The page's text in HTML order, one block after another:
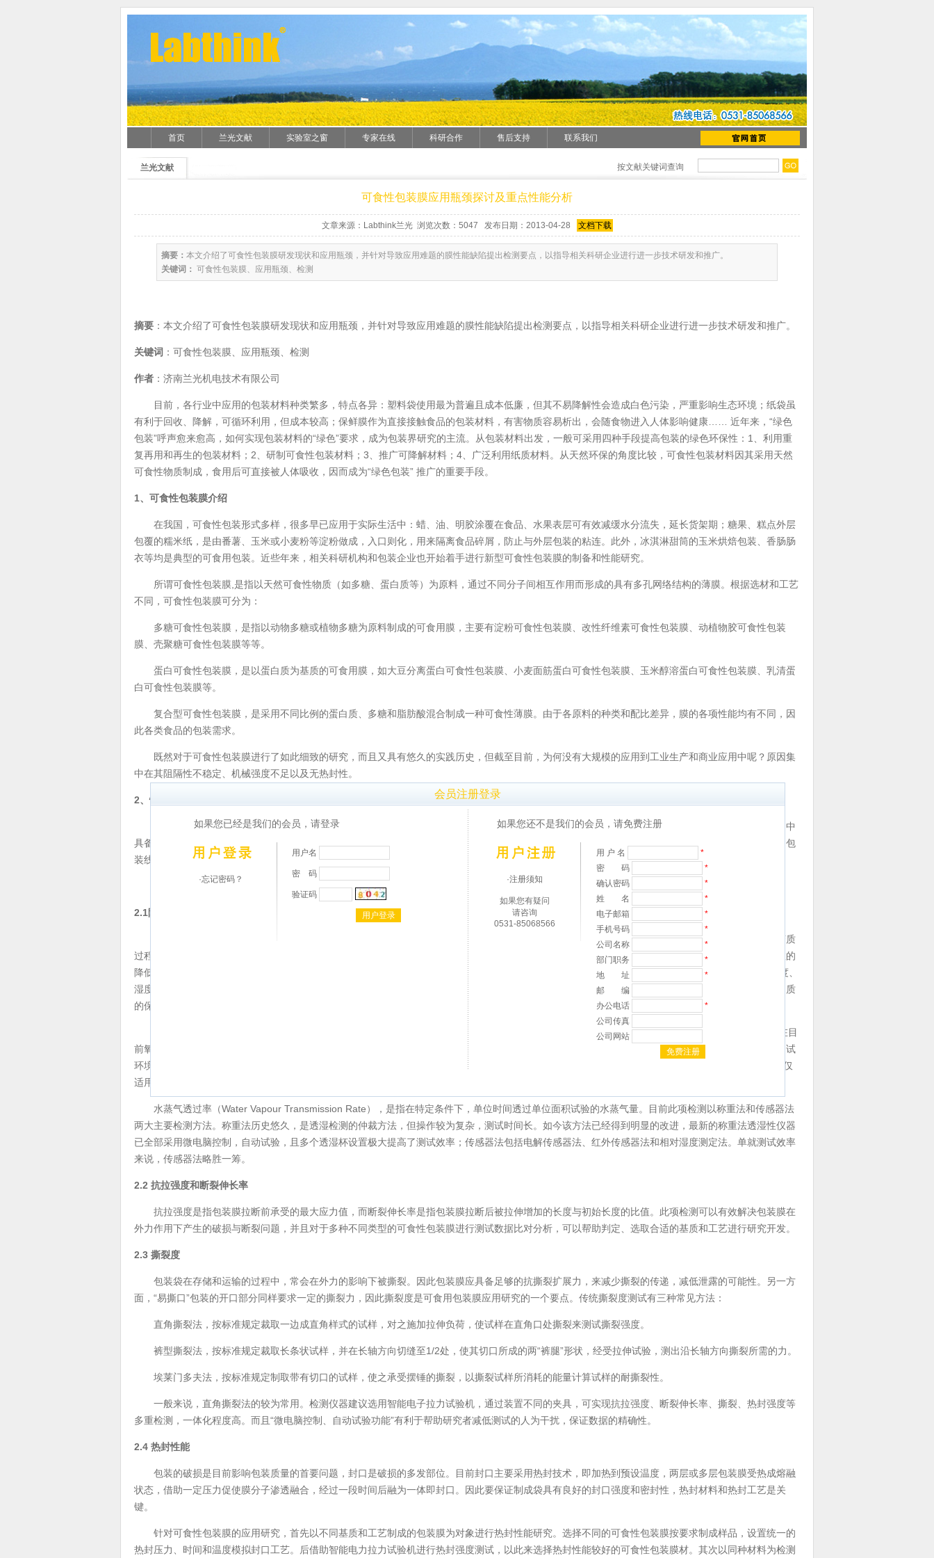
首页 兰光文献 实验室之窗 专家在线 科研合作 售后支持 联系我们
兰光文献 按文献关键词查询
可食性包装膜应用瓶颈探讨及重点性能分析
文章来源：Labthink兰光 浏览次数：5047 发布日期：2013-04-28 文档下载
摘要： 本文介绍了可食性包装膜研发现状和应用瓶颈，并针对导致应用难题的膜性能缺陷提出检测要点，以指导相关科研企业进行进一步技术研发和推广。
关键词： 可食性包装膜、应用瓶颈、检测
摘要 ：本文介绍了可食性包装膜研发现状和应用瓶颈，并针对导致应用难题的膜性能缺陷提出检测要点，以指导相关科研企业进行进一步技术研发和推广。
关键词 ：可食性包装膜、应用瓶颈、检测
作者 ：济南兰光机电技术有限公司
目前，各行业中应用的包装材料种类繁多，特点各异：塑料袋使用最为普遍且成本低廉，但其不易降解性会造成白色污染，严重影响生态环境；纸袋虽
有利于回收、降解，可循环利用，但成本较高；保鲜膜作为直接接触食品的包装材料，有害物质容易析出，会随食物进入人体影响健康…… 近年来，“绿色
包装”呼声愈来愈高，如何实现包装材料的“绿色”要求，成为包装界研究的主流。从包装材料出发，一般可采用四种手段提高包装的绿色环保性：1、利用重
复再用和再生的包装材料；2、研制可食性包装材料；3、推广可降解材料；4、广泛利用纸质材料。从天然环保的角度比较，可食性包装材料因其采用天然
可食性物质制成，食用后可直接被人体吸收，因而成为“绿色包装” 推广的重要手段。
1、可食性包装膜介绍
在我国，可食性包装形式多样，很多早已应用于实际生活中：蜡、油、明胶涂覆在食品、水果表层可有效减缓水分流失，延长货架期；糖果、糕点外层
包覆的糯米纸，是由番薯、玉米或小麦粉等淀粉做成，入口则化，用来隔离食品碎屑，防止与外层包装的粘连。此外，冰淇淋甜筒的玉米烘焙包装、香肠肠
衣等均是典型的可食用包装。近些年来，相关科研机构和包装企业也开始着手进行新型可食性包装膜的制备和性能研究。
所谓可食性包装膜,是指以天然可食性物质（如多糖、蛋白质等）为原料，通过不同分子间相互作用而形成的具有多孔网络结构的薄膜。根据选材和工艺
不同，可食性包装膜可分为：
多糖可食性包装膜，是指以动物多糖或植物多糖为原料制成的可食用膜，主要有淀粉可食性包装膜、改性纤维素可食性包装膜、动植物胶可食性包装
膜、壳聚糖可食性包装膜等等。
蛋白可食性包装膜，是以蛋白质为基质的可食用膜，如大豆分离蛋白可食性包装膜、小麦面筋蛋白可食性包装膜、玉米醇溶蛋白可食性包装膜、乳清蛋
白可食性包装膜等。
复合型可食性包装膜，是采用不同比例的蛋白质、多糖和脂肪酸混合制成一种可食性薄膜。由于各原料的种类和配比差异，膜的各项性能均有不同，因
此各类食品的包装需求。
既然对于可食性包装膜进行了如此细致的研究，而且又具有悠久的实践历史，但截至目前，为何没有大规模的应用到工业生产和商业应用中呢？原因集
中在其阻隔性不稳定、机械强度不足以及无热封性。
2、性能分析及检测要点
阻隔性是可食性包装膜的检测重点，包括氧气透过率检测、水蒸气透过率检测，其性能优劣直接影响包装食品的货架期长短。此外，为了在实际应用中
具备基本的包装功能，可食性包装膜需要在拉伸强度、断裂伸长率、直角撕裂、热封等性能满足包装用膜的基本指标。生产过程中，若要通过高速运转的包
装线得到良好的包装效果，合理的摩擦系数是关键。为保证可食性包装膜各部分材质性能均匀，厚度控制不失为一个简单、有效的解决手段。
在这些需检测指标中，阻隔性、拉伸强度、撕裂度和热封性能是首要的检测项目。
2.1阻隔性
所谓阻隔性能，是指可食性包装膜对气体、液体等渗透物透过材料的阻碍能力。无论食品、药品，都要求包装膜具有较高的阻隔性能，以延缓产品变质
过程，延长保质期。对于大多数食品来讲，微生物超标生长繁殖是导致食品变质的主要原因。加工过程中清洗、消毒、蒸煮、烧烤、熏制等环节可以有效的
降低微生物的数量，但由于食品原材料受污染程度不同、加工/包装的卫生条件的差异会影响食物成品的微生物残存量。在后期的存储和运输中，倘若温度、
湿度和气体量适宜，微生物仍会大量生长繁殖，加快食物变质。包装膜作为食物与外界环境的最后一道屏障，其阻隔气体和水蒸气的渗透能力对于食品品质
的保持有着极为重要的关系。
氧气透过率（Oxygen Transmission Rate）是指在单位时间内透过单位面积试样的氧气数量，此项指标可以作为衡量包装膜阻氧性能的重要参数。在目
前氧气透过率检测领域中，压差法和等压法作为两种独立典型的检测方法各具特色：压差法可测试多种气体，测试成本低、成功率高，其最大优势在于测试
环境气体“纯净”，排除了杂质气体对试验过程带来的影响，但容器检测技术尚不成熟；等压法的检测对象从膜材扩大至容器，但在检测范围上较为局限，仅
适用于氧气透过率测试。
水蒸气透过率（Water Vapour Transmission Rate），是指在特定条件下，单位时间透过单位面积试验的水蒸气量。目前此项检测以称重法和传感器法
两大主要检测方法。称重法历史悠久，是透湿检测的仲裁方法，但操作较为复杂，测试时间长。如今该方法已经得到明显的改进，最新的称重法透湿性仪器
已全部采用微电脑控制，自动试验，且多个透湿杯设置极大提高了测试效率；传感器法包括电解传感器法、红外传感器法和相对湿度测定法。单就测试效率
来说，传感器法略胜一筹。
2.2 抗拉强度和断裂伸长率
抗拉强度是指包装膜拉断前承受的最大应力值，而断裂伸长率是指包装膜拉断后被拉伸增加的长度与初始长度的比值。此项检测可以有效解决包装膜在
外力作用下产生的破损与断裂问题，并且对于多种不同类型的可食性包装膜进行测试数据比对分析，可以帮助判定、选取合适的基质和工艺进行研究开发。
2.3 撕裂度
包装袋在存储和运输的过程中，常会在外力的影响下被撕裂。因此包装膜应具备足够的抗撕裂扩展力，来减少撕裂的传递，减低泄露的可能性。另一方
面，“易撕口”包装的开口部分同样要求一定的撕裂力，因此撕裂度是可食用包装膜应用研究的一个要点。传统撕裂度测试有三种常见方法：
直角撕裂法，按标准规定裁取一边成直角样式的试样，对之施加拉伸负荷，使试样在直角口处撕裂来测试撕裂强度。
裤型撕裂法，按标准规定裁取长条状试样，并在长轴方向切缝至1/2处，使其切口所成的两“裤腿”形状，经受拉伸试验，测出沿长轴方向撕裂所需的力。
埃莱门多夫法，按标准规定制取带有切口的试样，使之承受摆锤的撕裂，以撕裂试样所消耗的能量计算试样的耐撕裂性。
一般来说，直角撕裂法的较为常用。检测仪器建议选用智能电子拉力试验机，通过装置不同的夹具，可实现抗拉强度、断裂伸长率、撕裂、热封强度等
多重检测，一体化程度高。而且“微电脑控制、自动试验功能”有利于帮助研究者减低测试的人为干扰，保证数据的精确性。
2.4 热封性能
包装的破损是目前影响包装质量的首要问题，封口是破损的多发部位。目前封口主要采用热封技术，即加热到预设温度，两层或多层包装膜受热成熔融
状态，借助一定压力促使膜分子渗透融合，经过一段时间后融为一体即封口。因此要保证制成袋具有良好的封口强度和密封性，热封材料和热封工艺是关
键。
针对可食性包装膜的应用研究，首先以不同基质和工艺制成的包装膜为对象进行热封性能研究。选择不同的可食性包装膜按要求制成样品，设置统一的
热封压力、时间和温度模拟封口工艺。后借助智能电力拉力试验机进行热封强度测试，以此来选择热封性能较好的可食性包装膜材。其次以同种材料为检测
会员注册登录
如果您已经是我们的会员，请登录 如果您还不是我们的会员，请免费注册
·忘记密码？
用户名
密 码
验证码
·注册须知
如果您有疑问
请咨询
0531-85068566
用 户 名
*
密 码
*
确认密码
*
姓 名
*
电子邮箱
*
手机号码
*
公司名称
*
部门职务
*
地 址
*
邮 编
办公电话
*
公司传真
公司网站